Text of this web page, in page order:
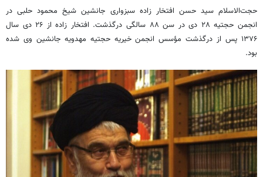
حجت‌الاسلام سید حسن افتخار زاده سبزواری جانشین شیخ محمود حلبی در
انجمن حجتیه
۲۸ دی در سن ۸۸ سالگی درگذشت. افتخار زاده از ۲۶ دی سال
۱۳۷۶ پس از درگذشت مؤسس انجمن خیریه
حجتیه مهدویه جانشین وی شده
بود.